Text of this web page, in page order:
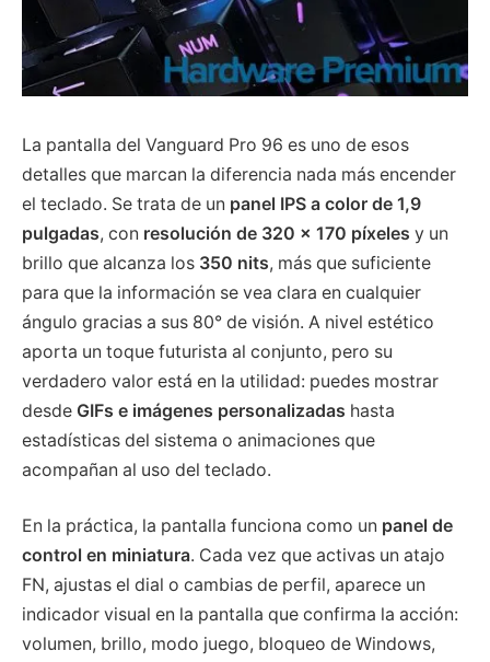
La pantalla del Vanguard Pro 96 es uno de esos
detalles que marcan la diferencia nada más encender
el teclado. Se trata de un panel IPS a color de 1,9
pulgadas, con resolución de 320 × 170 píxeles y un
brillo que alcanza los 350 nits, más que suficiente
para que la información se vea clara en cualquier
ángulo gracias a sus 80° de visión. A nivel estético
aporta un toque futurista al conjunto, pero su
verdadero valor está en la utilidad: puedes mostrar
desde GIFs e imágenes personalizadas hasta
estadísticas del sistema o animaciones que
acompañan al uso del teclado.
En la práctica, la pantalla funciona como un panel de
control en miniatura. Cada vez que activas un atajo
FN, ajustas el dial o cambias de perfil, aparece un
indicador visual en la pantalla que confirma la acción:
volumen, brillo, modo juego, bloqueo de Windows,